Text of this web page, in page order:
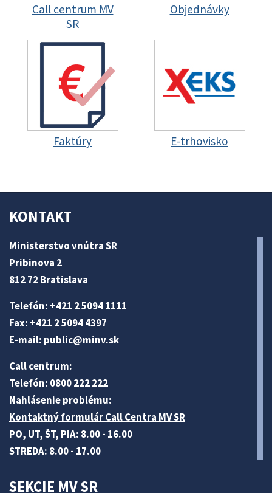
Call centrum MV
SR
Objednávky
Faktúry E-trhovisko
KONTAKT
Ministerstvo vnútra SR
Pribinova 2
812 72 Bratislava
Telefón: +421 2 5094 1111
Fax: +421 2 5094 4397
E-mail: public@minv.sk
Call centrum:
Telefón: 0800 222 222
Nahlásenie problému:
Kontaktný formulár Call Centra MV SR
PO, UT, ŠT, PIA: 8.00 - 16.00
STREDA: 8.00 - 17.00
SEKCIE MV SR